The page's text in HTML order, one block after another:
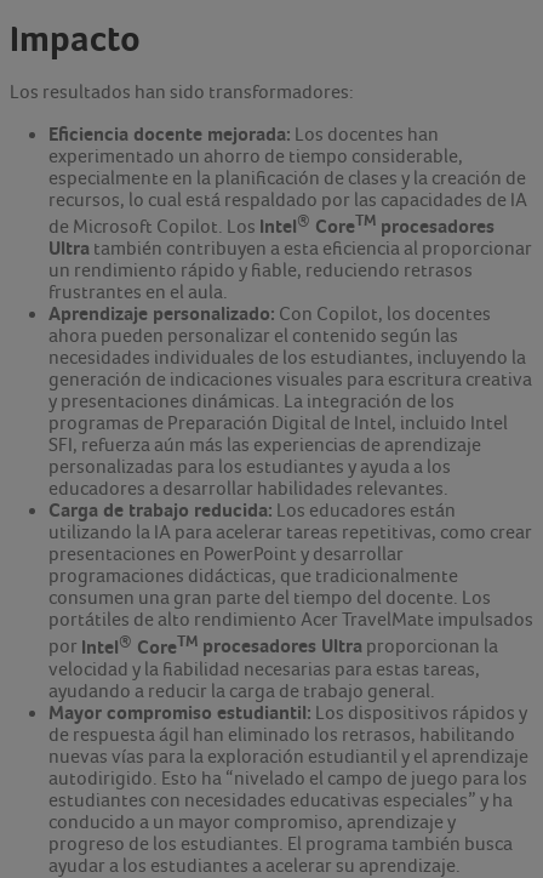
Impacto
Los resultados han sido transformadores:
Eficiencia docente mejorada: Los docentes han
experimentado un ahorro de tiempo considerable,
especialmente en la planificación de clases y la creación de
recursos, lo cual está respaldado por las capacidades de IA
de Microsoft Copilot. Los Intel® CoreTM procesadores
Ultra también contribuyen a esta eficiencia al proporcionar
un rendimiento rápido y fiable, reduciendo retrasos
frustrantes en el aula.
Aprendizaje personalizado: Con Copilot, los docentes
ahora pueden personalizar el contenido según las
necesidades individuales de los estudiantes, incluyendo la
generación de indicaciones visuales para escritura creativa
y presentaciones dinámicas. La integración de los
programas de Preparación Digital de Intel, incluido Intel
SFI, refuerza aún más las experiencias de aprendizaje
personalizadas para los estudiantes y ayuda a los
educadores a desarrollar habilidades relevantes.
Carga de trabajo reducida: Los educadores están
utilizando la IA para acelerar tareas repetitivas, como crear
presentaciones en PowerPoint y desarrollar
programaciones didácticas, que tradicionalmente
consumen una gran parte del tiempo del docente. Los
portátiles de alto rendimiento Acer TravelMate impulsados
por Intel® CoreTM procesadores Ultra proporcionan la
velocidad y la fiabilidad necesarias para estas tareas,
ayudando a reducir la carga de trabajo general.
Mayor compromiso estudiantil: Los dispositivos rápidos y
de respuesta ágil han eliminado los retrasos, habilitando
nuevas vías para la exploración estudiantil y el aprendizaje
autodirigido. Esto ha “nivelado el campo de juego para los
estudiantes con necesidades educativas especiales” y ha
conducido a un mayor compromiso, aprendizaje y
progreso de los estudiantes. El programa también busca
ayudar a los estudiantes a acelerar su aprendizaje.